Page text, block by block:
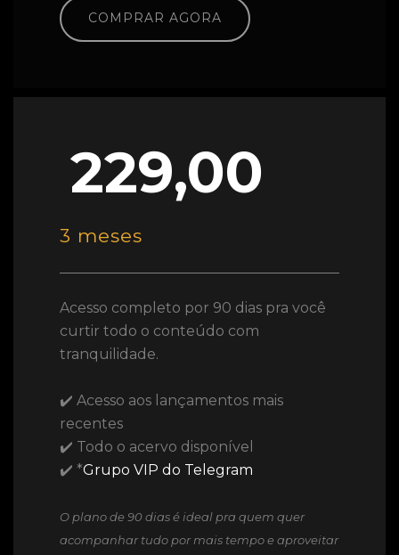
COMPRAR AGORA
229,00
3 meses
Acesso completo por 90 dias pra você
curtir todo o conteúdo com
tranquilidade.
✔️ Acesso aos lançamentos mais
recentes
✔️ Todo o acervo disponível
✔️ *Grupo VIP do Telegram
O plano de 90 dias é ideal pra quem quer
acompanhar tudo por mais tempo e aproveitar